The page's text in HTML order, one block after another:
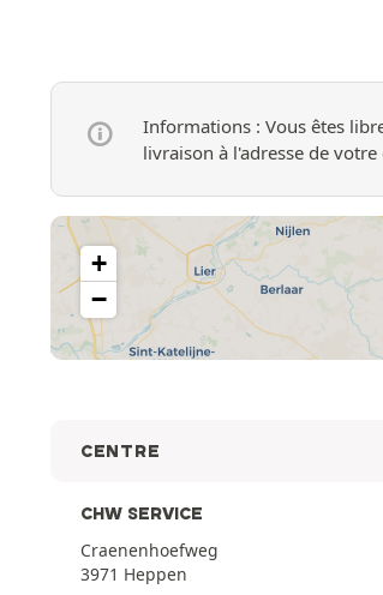
Informations : Vous êtes
livraison à l'adresse de votre
+
−
CENTRE
CHW SERVICE
Craenenhoefweg
3971 Heppen